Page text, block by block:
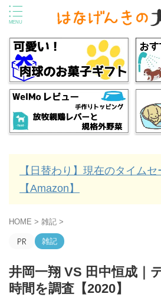
【日替わり】現在のタイムセ
【Amazon】
HOME > 雑記 >
雑記
井岡一翔 VS 田中恒成｜
時間を調査【2020】